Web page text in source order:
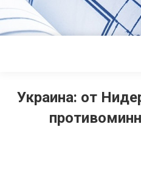
Украина: от